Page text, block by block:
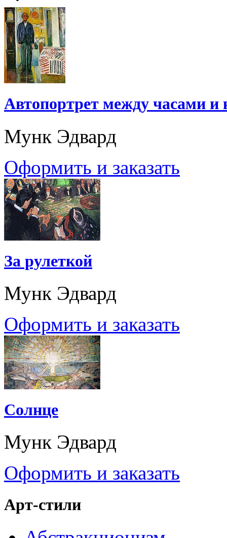
Автопортрет между часами и
Мунк Эдвард
Оформить и заказать
За рулеткой
Мунк Эдвард
Оформить и заказать
Солнце
Мунк Эдвард
Оформить и заказать
Арт-стили